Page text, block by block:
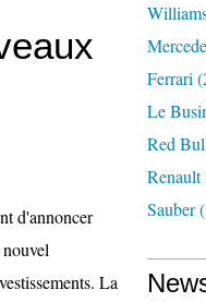
d'annoncer
La
Ferrari
Le
Red
Renault
Sauber